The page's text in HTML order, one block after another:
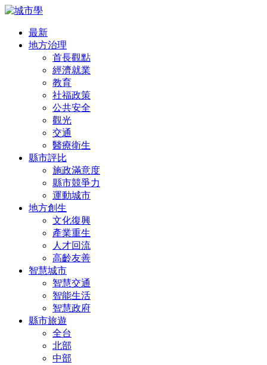
最新
地方治理
首長觀點
經濟就業
教育
社福政策
公共安全
觀光
交通
醫療衛生
縣市評比
施政滿意度
縣市競爭力
運動城市
地方創生
文化復興
產業重生
人才回流
高齡友善
智慧城市
智慧交通
智能生活
智慧政府
縣市旅遊
全台
北部
中部